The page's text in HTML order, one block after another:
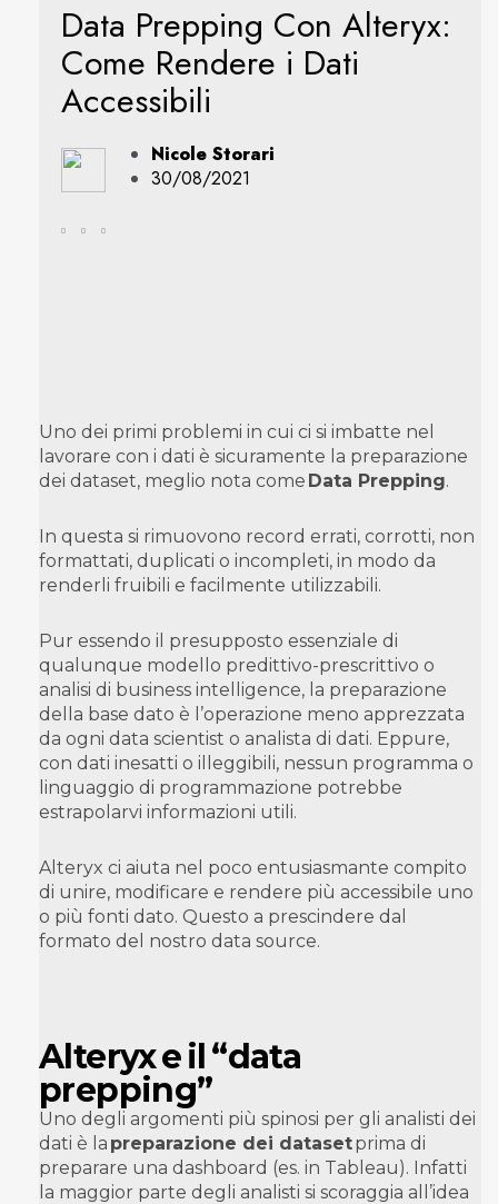
Data Prepping Con Alteryx:
Come Rendere i Dati
Accessibili
Nicole Storari
30/08/2021
Uno dei primi problemi in cui ci si imbatte nel
lavorare con i dati è sicuramente la preparazione
dei dataset, meglio nota come Data Prepping.
In questa si rimuovono record errati, corrotti, non
formattati, duplicati o incompleti, in modo da
renderli fruibili e facilmente utilizzabili.
Pur essendo il presupposto essenziale di
qualunque modello predittivo-prescrittivo o
analisi di business intelligence, la preparazione
della base dato è l’operazione meno apprezzata
da ogni data scientist o analista di dati. Eppure,
con dati inesatti o illeggibili, nessun programma o
linguaggio di programmazione potrebbe
estrapolarvi informazioni utili.
Alteryx ci aiuta nel poco entusiasmante compito
di unire, modificare e rendere più accessibile uno
o più fonti dato. Questo a prescindere dal
formato del nostro data source.
Alteryx e il “data
prepping”
Uno degli argomenti più spinosi per gli analisti dei
dati è la preparazione dei datasetprima di
preparare una dashboard (es. in Tableau). Infatti
la maggior parte degli analisti si scoraggia all’idea